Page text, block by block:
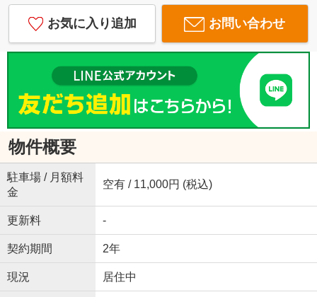
お気に入り追加 お問い合わせ
物件概要
駐車場 / 月額料
金
空有 / 11,000円 (税込)
更新料 -
契約期間 2年
現況 居住中